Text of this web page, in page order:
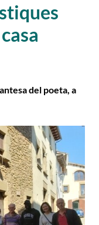
del poeta, a